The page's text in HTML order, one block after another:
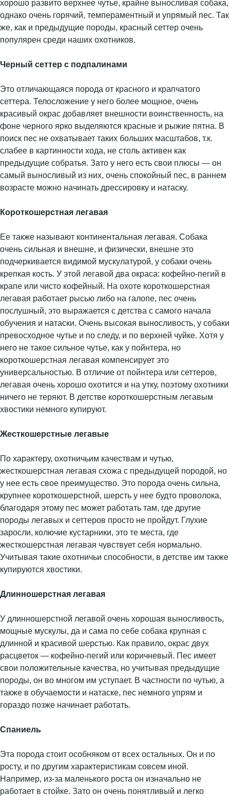
хорошо развито верхнее чутье, крайне выносливая собака,
однако очень горячий, темпераментный и упрямый пес. Так
же, как и предыдущие породы, красный сеттер очень
популярен среди наших охотников.
Черный сеттер с подпалинами
Это отличающаяся порода от красного и крапчатого
сеттера. Телосложение у него более мощное, очень
красивый окрас добавляет внешности воинственность, на
фоне черного ярко выделяются красные и рыжие пятна. В
поиск пес не охватывает таких больших масштабов, т.к.
слабее в картинности хода, не столь активен как
предыдущие собратья. Зато у него есть свои плюсы — он
самый выносливый из них, очень спокойный пес, в раннем
возрасте можно начинать дрессировку и натаску.
Короткошерстная легавая
Ее также называют континентальная легавая. Собака
очень сильная и внешне, и физически, внешне это
подчеркивается видимой мускулатурой, у собаки очень
крепкая кость. У этой легавой два окраса: кофейно-пегий в
крапе или чисто кофейный. На охоте короткошерстная
легавая работает рысью либо на галопе, пес очень
послушный, это выражается с детства с самого начала
обучения и натаски. Очень высокая выносливость, у собаки
превосходное чутье и по следу, и по верхней чуйке. Хотя у
него не такое сильное чутье, как у пойнтера, но
короткошерстная легавая компенсирует это
универсальностью. В отличие от пойнтера или сеттеров,
легавая очень хорошо охотится и на утку, поэтому охотники
ничего не теряют. В детстве короткошерстным легавым
хвостики немного купируют.
Жесткошерстные легавые
По характеру, охотничьим качествам и чутью,
жесткошерстная легавая схожа с предыдущей породой, но
у нее есть свое преимущество. Это порода очень сильна,
крупнее короткошерстной, шерсть у нее будто проволока,
благодаря этому пес может работать там, где другие
породы легавых и сеттеров просто не пройдут. Глухие
заросли, колючие кустарники, это те места, где
жесткошерстная легавая чувствует себя нормально.
Учитывая такие охотничьи способности, в детстве им также
купируются хвостики.
Длинношерстная легавая
У длинношерстной легавой очень хорошая выносливость,
мощные мускулы, да и сама по себе собака крупная с
длинной и красивой шерстью. Как правило, окрас двух
расцветок — кофейно-пегий или коричневый. Пес имеет
свои положительные качества, но учитывая предыдущие
породы, он во многом им уступает. В частности по чутью, а
также в обучаемости и натаске, пес немного упрям и
гораздо позже начинает работать.
Спаниель
Эта порода стоит особняком от всех остальных. Он и по
росту, и по другим характеристикам совсем иной.
Например, из-за маленького роста он изначально не
работает в стойке. Зато он очень понятливый и легко